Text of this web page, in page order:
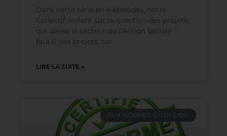
Aux normes, citoyens ! Episode #1
Dans cette série en 4 épisodes, notre
Collectif revient sur la question des projets,
faut-il des projets, car